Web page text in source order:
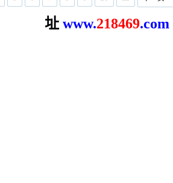
址 www.218469.com